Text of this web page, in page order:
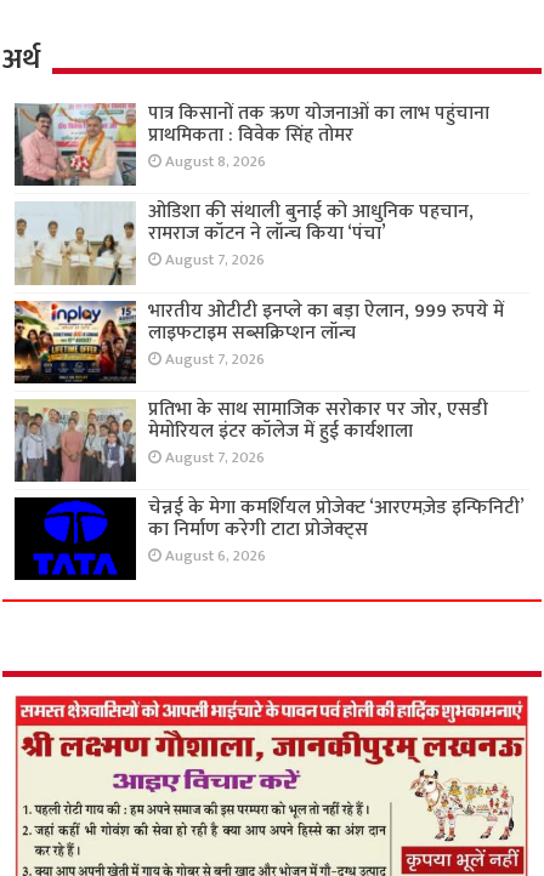
अर्थ
पात्र किसानों तक ऋण योजनाओं का लाभ पहुंचाना
प्राथमिकता : विवेक सिंह तोमर
August 8, 2026
ओडिशा की संथाली बुनाई को आधुनिक पहचान,
रामराज कॉटन ने लॉन्च किया ‘पंचा’
August 7, 2026
भारतीय ओटीटी इनप्ले का बड़ा ऐलान, 999 रुपये में
लाइफटाइम सब्सक्रिप्शन लॉन्च
August 7, 2026
प्रतिभा के साथ सामाजिक सरोकार पर जोर, एसडी
मेमोरियल इंटर कॉलेज में हुई कार्यशाला
August 7, 2026
चेन्नई के मेगा कमर्शियल प्रोजेक्ट ‘आरएमज़ेड इन्फिनिटी’
का निर्माण करेगी टाटा प्रोजेक्ट्स
August 6, 2026